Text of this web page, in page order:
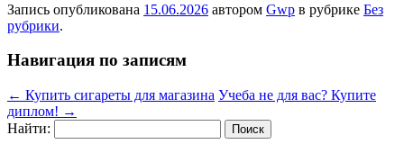
Запись опубликована 15.06.2026 автором Gwp в рубрике Без
рубрики.
Навигация по записям
← Купить сигареты для магазина Учеба не для вас? Купите
диплом! →
Найти: